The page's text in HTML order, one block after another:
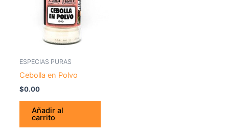
ESPECIAS PURAS
Cebolla en Polvo
$0.00
Añadir al
carrito